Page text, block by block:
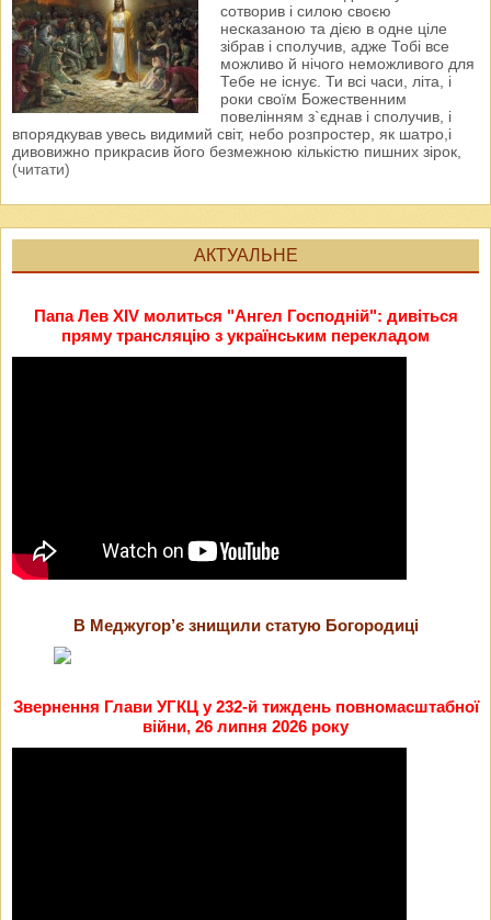
сотворив і силою своєю
несказаною та дією в одне ціле
зібрав і сполучив, адже Тобі все
можливо й нічого неможливого для
Тебе не існує. Ти всі часи, літа, і
роки своїм Божественним
повелінням з`єднав і сполучив, і
впорядкував увесь видимий світ, небо розпростер, як шатро,і
дивовижно прикрасив його безмежною кількістю пишних зірок,
(читати)
АКТУАЛЬНЕ
Папа Лев XIV молиться "Ангел Господній": дивіться
пряму трансляцію з українським перекладом
В Меджугор’є знищили статую Богородиці
Звернення Глави УГКЦ у 232-й тиждень повномасштабної
війни, 26 липня 2026 року